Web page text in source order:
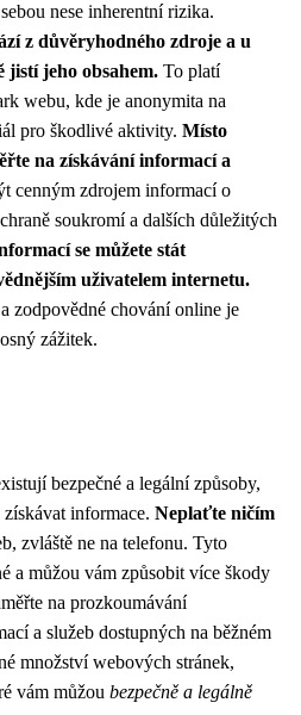
nese inherentní rizika.
z důvěryhodného zdroje a u
jistí jeho obsahem. To platí
webu, kde je anonymita na
pro škodlivé aktivity. Místo
na získávání informací a
cenným zdrojem informací o
soukromí a dalších důležitých
se můžete stát
uživatelem internetu.
zodpovědné chování online je
zážitek.
bezpečné a legální způsoby,
informace. Neplaťte ničím
zvláště ne na telefonu. Tyto
a můžou vám způsobit více škody
na prozkoumávání
a služeb dostupných na běžném
množství webových stránek,
vám můžou bezpečně a legálně